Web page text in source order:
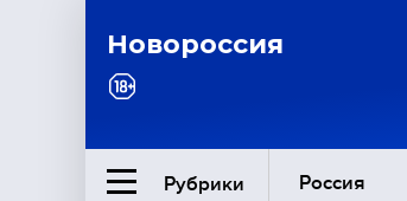
Новороссия
Рубрики Россия